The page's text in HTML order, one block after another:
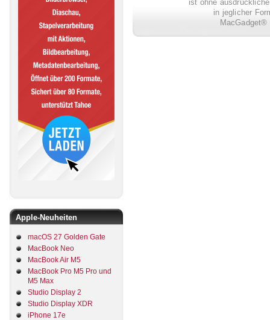
Apple-Neuheiten
macOS 27 Golden Gate
MacBook Neo
MacBook Air M5
MacBook Pro M5 Pro und
M5 Max
Studio Display 2
Studio Display XDR
iPhone 17e
ist ohne
in jeglicher
MacGadget®